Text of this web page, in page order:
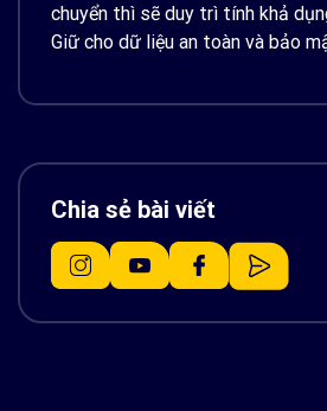
chuyển thì sẽ duy trì tính khả
Giữ cho dữ liệu an toàn và bảo
Chia sẻ bài viết